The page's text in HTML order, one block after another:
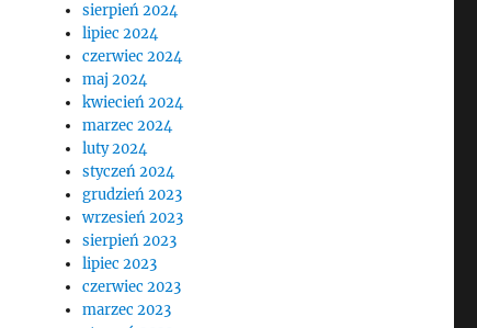
sierpień 2024
lipiec 2024
czerwiec 2024
maj 2024
kwiecień 2024
marzec 2024
luty 2024
styczeń 2024
grudzień 2023
wrzesień 2023
sierpień 2023
lipiec 2023
czerwiec 2023
marzec 2023